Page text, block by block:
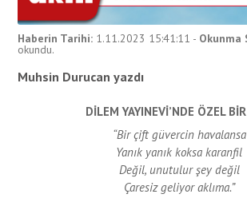
Haberin Tarihi: 1.11.2023 15:41:11 - Okunma
okundu.
Muhsin Durucan yazdı
DİLEM YAYINEVİ’NDE ÖZEL
“Bir çift güvercin havalansa
Yanık yanık koksa karanfil
Değil, unutulur şey değil
Çaresiz geliyor aklıma.”